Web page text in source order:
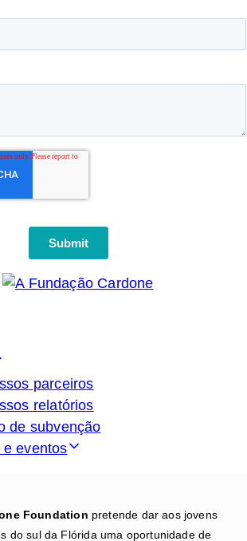
parceiros
relatórios
de subvenção
e eventos
Foundation pretende dar aos jovens
do sul da Flórida uma oportunidade de